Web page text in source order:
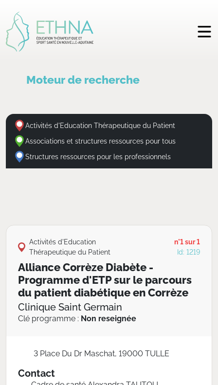
Moteur de recherche
Activités d'Education Thérapeutique du Patient
Associations et structures ressources pour tous
Structures ressources pour les professionnels
Activités d'Education
Thérapeutique du Patient
n°1 sur 1
Id: 1219
Alliance Corrèze Diabète -
Programme d'ETP sur le parcours
du patient diabétique en Corrèze
Clinique Saint Germain
Clé programme : Non reseignée
3 Place Du Dr Maschat, 19000 TULLE
Contact